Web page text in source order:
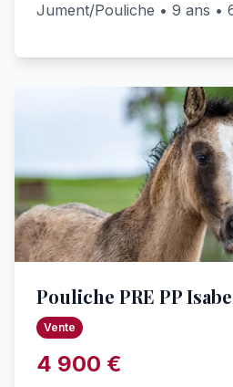
Jument/Pouliche • 9 ans •
Pouliche PRE PP
Vente
4 900 €